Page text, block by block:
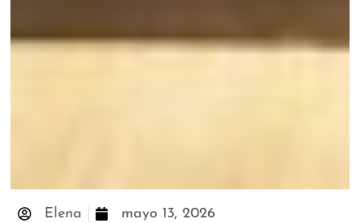
Elena mayo 13, 2026